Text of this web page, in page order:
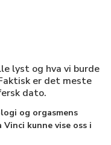
lyst og hva vi burde
er det meste
dato.
og orgasmens
kunne vise oss i